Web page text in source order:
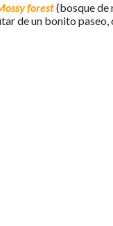
forest(bosque de
de un bonito paseo,